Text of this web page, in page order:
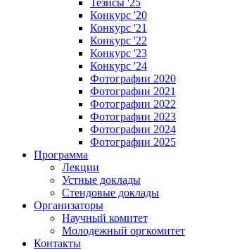
Тезисы '25
Конкурс '20
Конкурс '21
Конкурс '22
Конкурс '23
Конкурс '24
Фотографии 2020
Фотографии 2021
Фотографии 2022
Фотографии 2023
Фотографии 2024
Фотографии 2025
Программа
Лекции
Устные доклады
Стендовые доклады
Организаторы
Научный комитет
Молодежный оргкомитет
Контакты